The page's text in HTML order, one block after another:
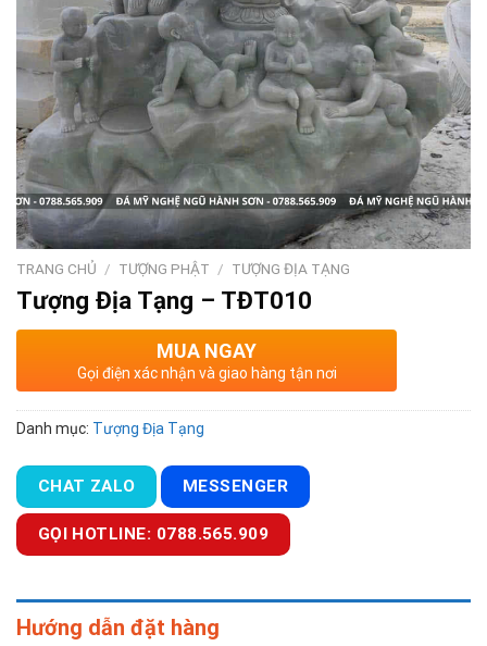
TRANG CHỦ / TƯỢNG PHẬT / TƯỢNG ĐỊA TẠNG
Tượng Địa Tạng – TĐT010
MUA NGAY
Gọi điện xác nhận và giao hàng tận nơi
Danh mục: Tượng Địa Tạng
CHAT ZALO MESSENGER
GỌI HOTLINE: 0788.565.909
Hướng dẫn đặt hàng